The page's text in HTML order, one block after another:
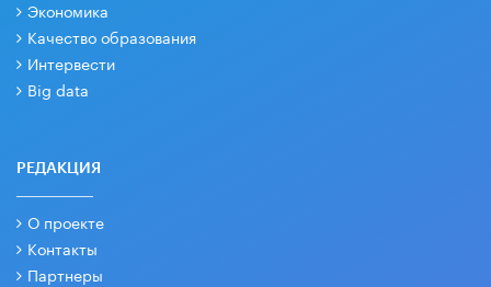
Экономика
Качество образования
Интервести
Big data
РЕДАКЦИЯ
О проекте
Контакты
Партнеры